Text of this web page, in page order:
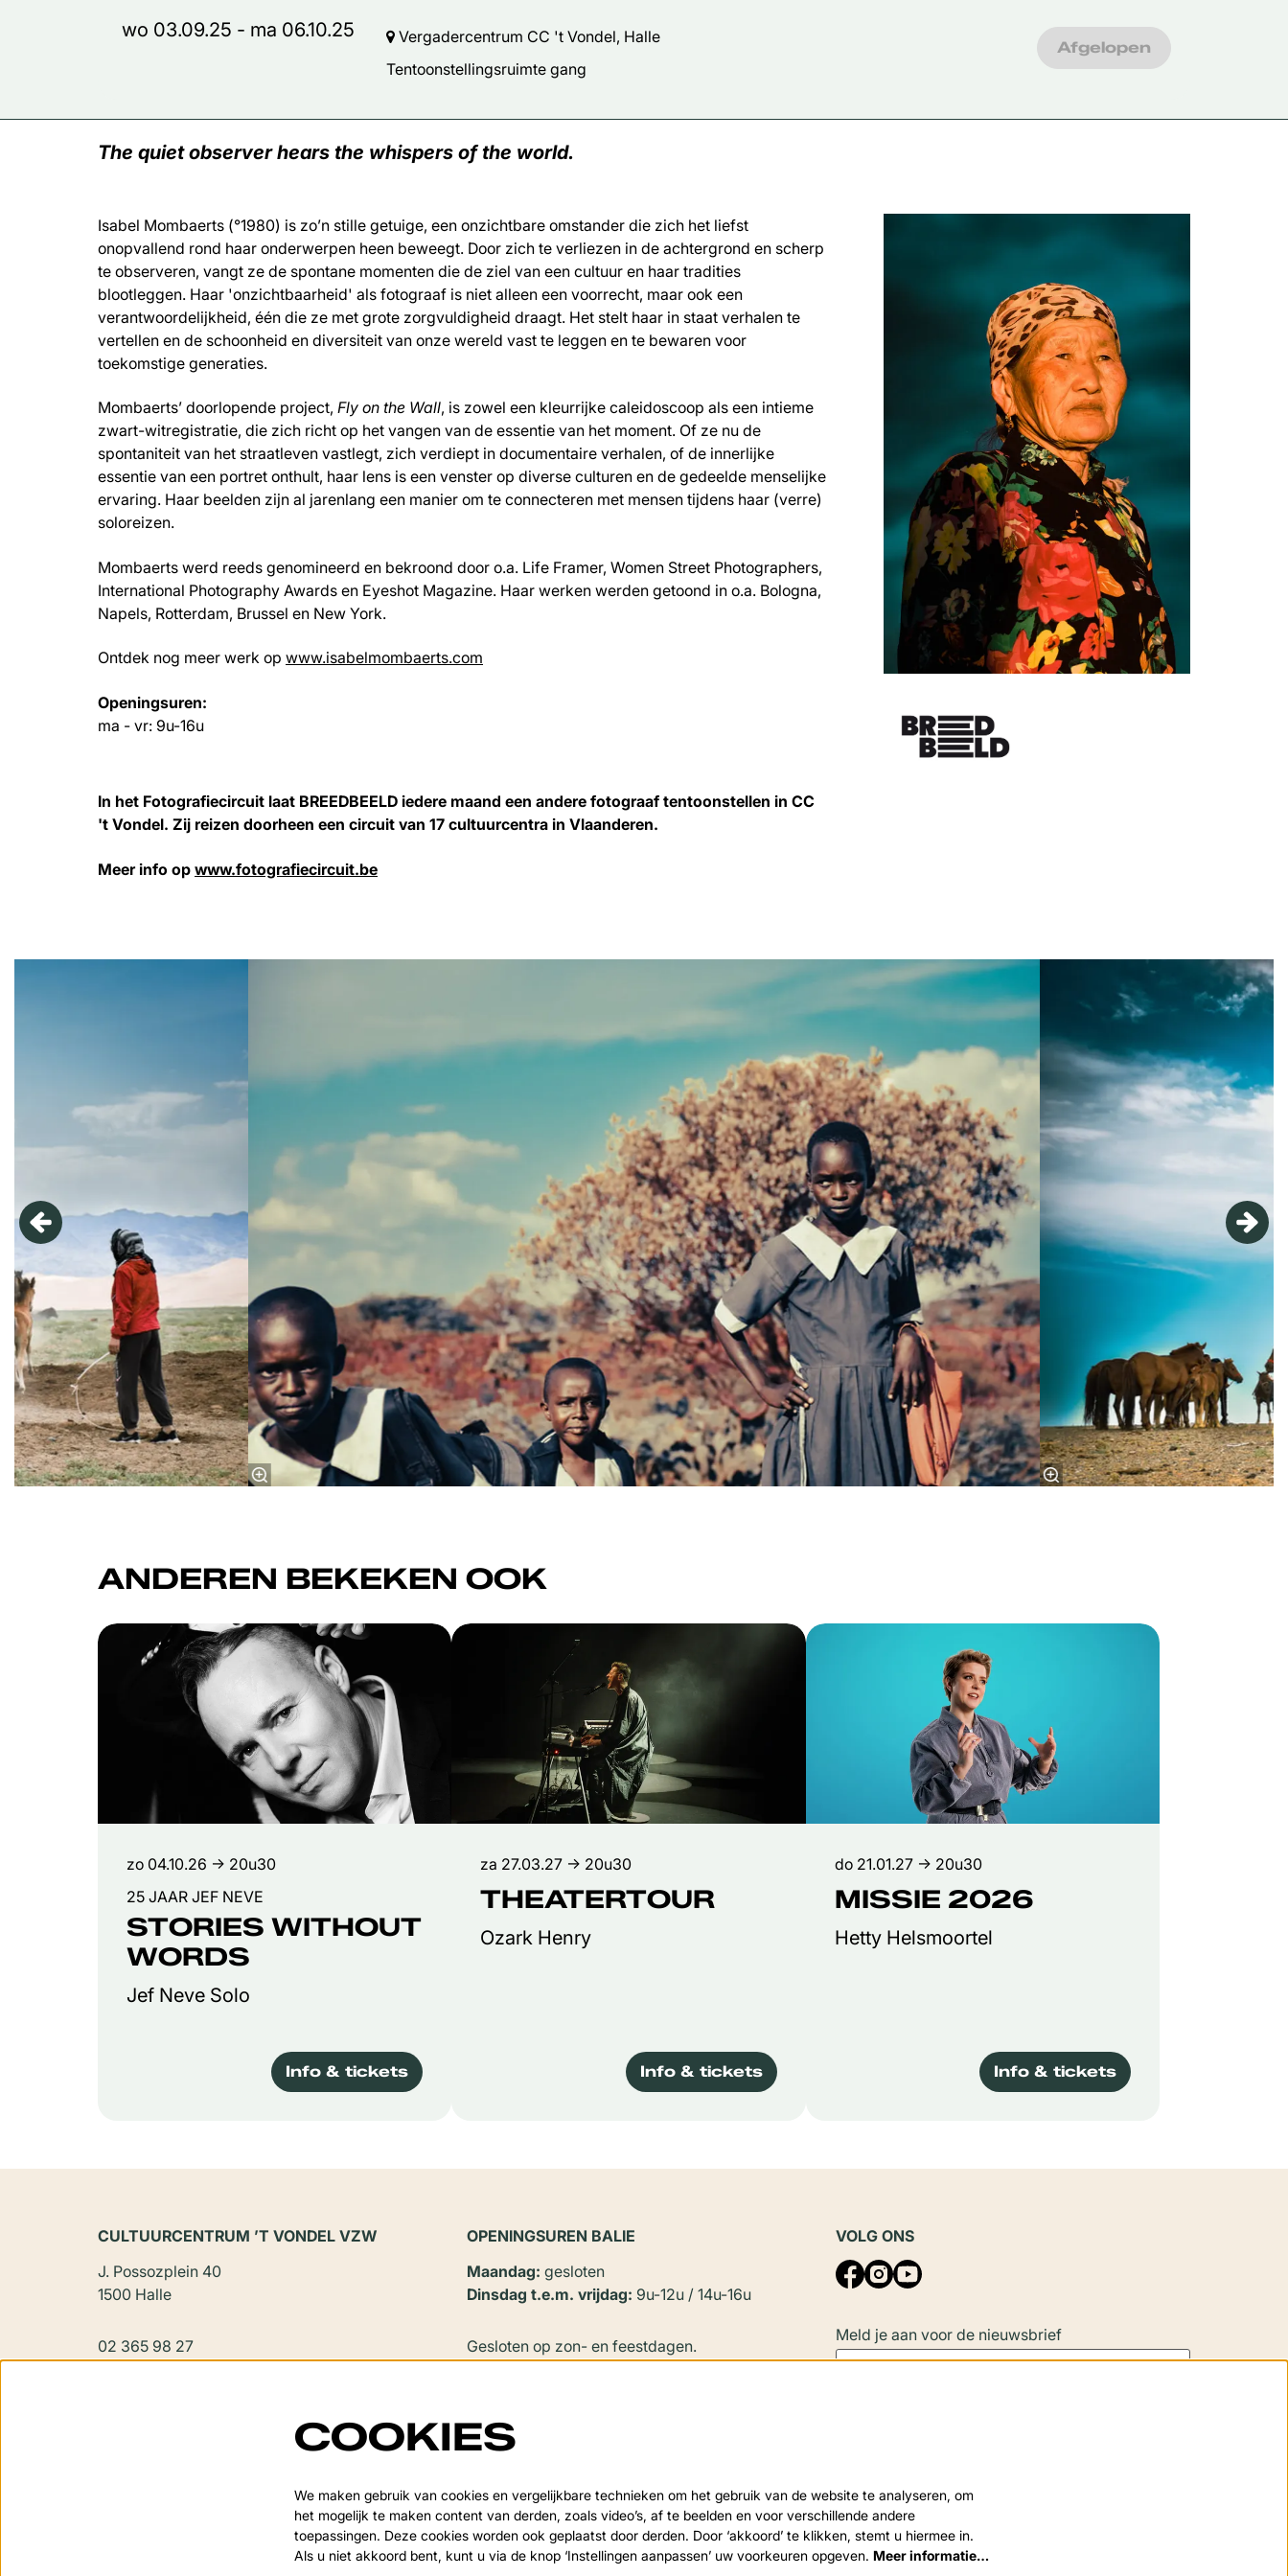
wo 03.09.25 - ma 06.10.25
Vergadercentrum CC 't Vondel, Halle
Tentoonstellingsruimte gang
Afgelopen
The quiet observer hears the whispers of the world.
Isabel Mombaerts (°1980) is zo’n stille getuige, een onzichtbare omstander die zich het liefst
onopvallend rond haar onderwerpen heen beweegt. Door zich te verliezen in de achtergrond en scherp
te observeren, vangt ze de spontane momenten die de ziel van een cultuur en haar tradities
blootleggen. Haar 'onzichtbaarheid' als fotograaf is niet alleen een voorrecht, maar ook een
verantwoordelijkheid, één die ze met grote zorgvuldigheid draagt. Het stelt haar in staat verhalen te
vertellen en de schoonheid en diversiteit van onze wereld vast te leggen en te bewaren voor
toekomstige generaties.
Mombaerts’ doorlopende project, Fly on the Wall, is zowel een kleurrijke caleidoscoop als een intieme
zwart-witregistratie, die zich richt op het vangen van de essentie van het moment. Of ze nu de
spontaniteit van het straatleven vastlegt, zich verdiept in documentaire verhalen, of de innerlijke
essentie van een portret onthult, haar lens is een venster op diverse culturen en de gedeelde menselijke
ervaring. Haar beelden zijn al jarenlang een manier om te connecteren met mensen tijdens haar (verre)
soloreizen.
Mombaerts werd reeds genomineerd en bekroond door o.a. Life Framer, Women Street Photographers,
International Photography Awards en Eyeshot Magazine. Haar werken werden getoond in o.a. Bologna,
Napels, Rotterdam, Brussel en New York.
Ontdek nog meer werk op www.isabelmombaerts.com
Openingsuren:
ma - vr: 9u-16u
In het Fotografiecircuit laat BREEDBEELD iedere maand een andere fotograaf tentoonstellen in CC
't Vondel. Zij reizen doorheen een circuit van 17 cultuurcentra in Vlaanderen.
Meer info op www.fotografiecircuit.be
Inzoomen Inzoomen
ANDEREN BEKEKEN OOK
Overslaan
STORIES WITHOUT
WORDS
Jef Neve Solo
25 JAAR JEF NEVE
zo 04.10.26 → 20u30
Info & tickets
THEATERTOUR
Ozark Henry
za 27.03.27 → 20u30
Info & tickets
MISSIE 2026
Hetty Helsmoortel
do 21.01.27 → 20u30
Info & tickets
CULTUURCENTRUM ’T VONDEL VZW
J. Possozplein 40
1500 Halle
02 365 98 27
OPENINGSUREN BALIE
Maandag: gesloten
Dinsdag t.e.m. vrijdag: 9u-12u / 14u-16u
Gesloten op zon- en feestdagen.
namiddagopeningen.
Van 20 juli tot en met 20 augustus en tijdens de
kerstvakantie.
VOLG ONS
Meld je aan voor de nieuwsbrief
Deze site wordt beschermd door reCAPTCHA, dataverwerking gebeurt in
overeenstemming met de Cloud Data Processing Addendum
COOKIES
We maken gebruik van cookies en vergelijkbare technieken om het gebruik van de website te analyseren, om
het mogelijk te maken content van derden, zoals video’s, af te beelden en voor verschillende andere
toepassingen. Deze cookies worden ook geplaatst door derden. Door ‘akkoord’ te klikken, stemt u hiermee in.
Als u niet akkoord bent, kunt u via de knop ‘Instellingen aanpassen’ uw voorkeuren opgeven. Meer informatie…